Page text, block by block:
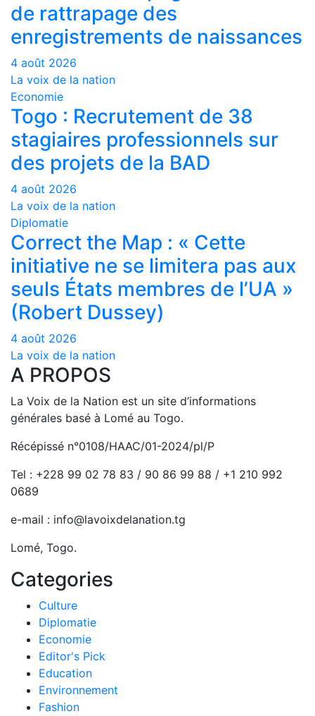
de rattrapage des
enregistrements de naissances
4 août 2026
La voix de la nation
Economie
Togo : Recrutement de 38
stagiaires professionnels sur
des projets de la BAD
4 août 2026
La voix de la nation
Diplomatie
Correct the Map : « Cette
initiative ne se limitera pas aux
seuls États membres de l’UA »
(Robert Dussey)
4 août 2026
La voix de la nation
A PROPOS
La Voix de la Nation est un site d’informations
générales basé à Lomé au Togo.
Récépissé n°0108/HAAC/01-2024/pl/P
Tel : +228 99 02 78 83 / 90 86 99 88 / +1 210 992
0689
e-mail : info@lavoixdelanation.tg
Lomé, Togo.
Categories
Culture
Diplomatie
Economie
Editor's Pick
Education
Environnement
Fashion